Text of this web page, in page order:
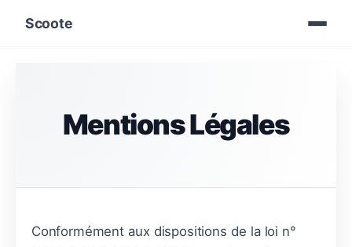
Scoote
Mentions Légales
Conformément aux dispositions de la loi n°